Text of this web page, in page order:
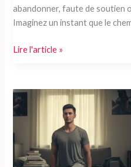
abandonner, faute de soutien
Imaginez un instant que le
Connaissez-
Muscu,
la
communauté
fitness
incontournable
?
Lire l'article »